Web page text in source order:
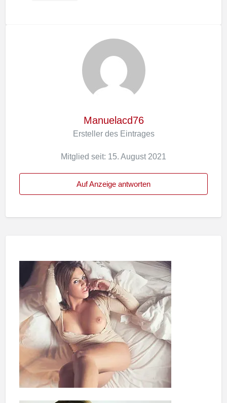
Manuelacd76
Ersteller des Eintrages
Mitglied seit: 15. August 2021
Auf Anzeige antworten